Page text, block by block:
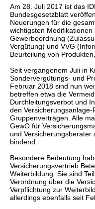
Am 28. Juli 2017 ist das
Bundesgesetzblatt
Neuerungen für die
wichtigsten
Gewerbeordnung
Vergütung) und VVG
Beurteilung von
Seit vergangenem Juli in
Sondervergütungs- und
Februar 2018 sind nun
betreffen etwa die
Durchleitungsverbot und
den
Gruppenverträgen. Alle
GewO für
und
bindend.
Besondere Bedeutung
Versicherungsvertrieb
Weiterbildung. Sie sind
Verordnung über die
Verpflichtung zur
allerdings ebenfalls seit